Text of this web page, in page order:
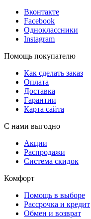
Вконтакте
Facebook
Одноклассники
Instagram
Помощь покупателю
Как сделать заказ
Оплата
Доставка
Гарантии
Карта сайта
С нами выгодно
Акции
Распродажи
Система скидок
Комфорт
Помощь в выборе
Рассрочка и кредит
Обмен и возврат